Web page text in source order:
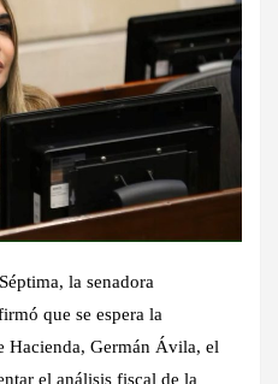
la senadora
que se espera la
Hacienda, Germán Ávila, el
el análisis fiscal de la